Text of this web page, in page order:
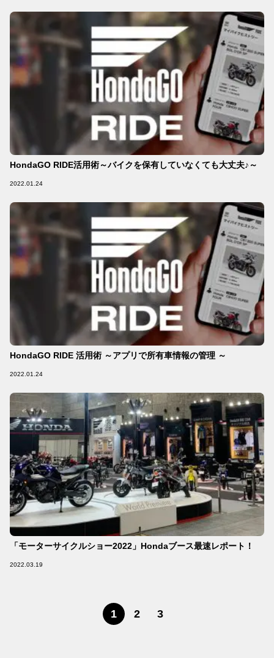
HondaGO RIDE活用術～バイクを保有していなくても大丈夫♪～
2022.01.24
HondaGO RIDE 活用術 ～アプリで所有車情報の管理 ～
2022.01.24
「モーターサイクルショー2022」Hondaブース最速レポート！
2022.03.19
1 2 3